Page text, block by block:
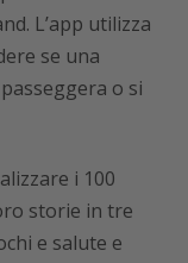
L’app utilizza
se una
o si
i 100
storie in tre
e salute e